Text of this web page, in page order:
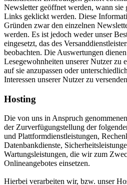
Newsletter geöffnet werden, wann
Links geklickt werden. Diese
Gründen zwar den einzelnen
werden. Es ist jedoch weder unser
eingesetzt, das des
beobachten. Die Auswertungen
Lesegewohnheiten unserer Nutzer zu
auf sie anzupassen oder
Interessen unserer Nutzer zu
Hosting
Die von uns in Anspruch
der Zurverfügungstellung der
und Plattformdienstleistungen,
Datenbankdienste,
Wartungsleistungen, die wir zum
Onlineangebotes einsetzen.
Hierbei verarbeiten wir, bzw. unser